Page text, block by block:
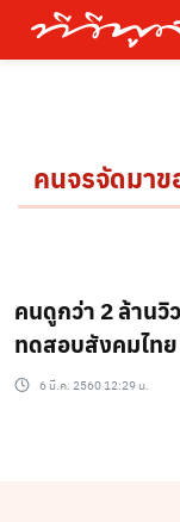
คนจรจัดมาข
คนดูกว่า 2 ล้านวิ
ทดสอบสังคมไท
คิดแบบที่คุณอาจไ
6 มี.ค. 2560 12:29 น.